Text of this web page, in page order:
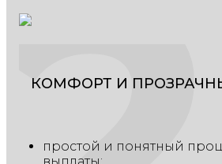
КОМФОРТ И
простой и понятный